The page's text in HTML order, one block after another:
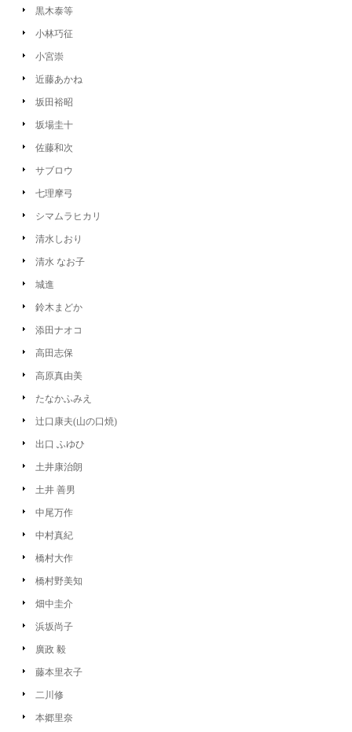
黒木泰等
小林巧征
小宮崇
近藤あかね
坂田裕昭
坂場圭十
佐藤和次
サブロウ
七理摩弓
シマムラヒカリ
清水しおり
清水 なお子
城進
鈴木まどか
添田ナオコ
高田志保
高原真由美
たなかふみえ
辻口康夫(山の口焼)
出口 ふゆひ
土井康治朗
土井 善男
中尾万作
中村真紀
橋村大作
橋村野美知
畑中圭介
浜坂尚子
廣政 毅
藤本里衣子
二川修
本郷里奈